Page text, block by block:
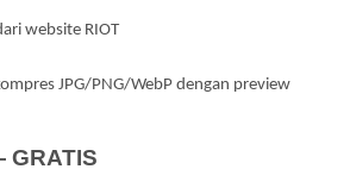
website RIOT
JPG/PNG/WebP dengan preview